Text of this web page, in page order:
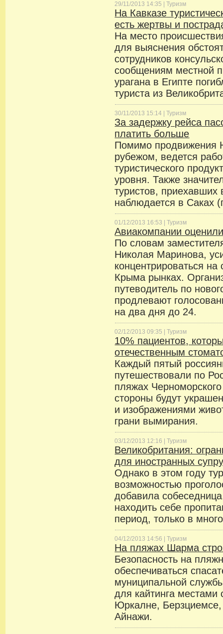
29/11/2013 14:35 |Туризм
На Кавказе
есть жертвы и
На место
для выяснения
сотрудников
сообщениям местной
урагана в Египте
туриста из
30/11/2013 15:14 |Туризм
За задержку рейса
платить больше
Помимо продвижения
рубежом, ведется
туристического
уровня. Также
туристов,
наблюдается в Саках
01/12/2013 16:53 |Туризм
Авиакомпании
По словам
Николая Маринова,
концентрироваться на
Крыма рынках.
путеводитель по
продлевают
на два дня до 24.
02/12/2013 09:35 |Туризм
10% пациентов,
отечественным
Каждый пятый
путешествовали по
пляжах
стороны будут
и изображениями
грани вымирания.
03/12/2013 12:16 |Туризм
Великобритания:
для иностранных
Однако в этом году
возможностью
добавила
находить себе
период, только в
04/12/2013 14:56 |Туризм
На пляжах Шарма
Безопасность на
обеспечиваться
муниципальной
для кайтинга местами
Юркалне,
Айнажи.